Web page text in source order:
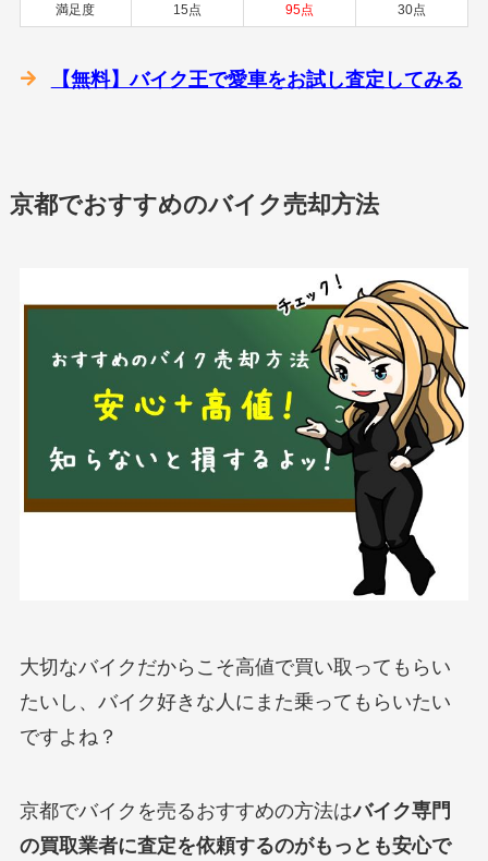
満足度 15点 95点 30点
【無料】バイク王で愛車をお試し査定してみる
京都でおすすめのバイク売却方法
大切なバイクだからこそ高値で買い取ってもらい
たいし、バイク好きな人にまた乗ってもらいたい
ですよね？
京都でバイクを売るおすすめの方法はバイク専門
の買取業者に査定を依頼するのがもっとも安心で